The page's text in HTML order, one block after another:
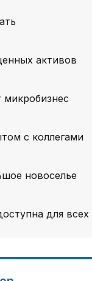
активов
с коллегами
новоселье
для всех